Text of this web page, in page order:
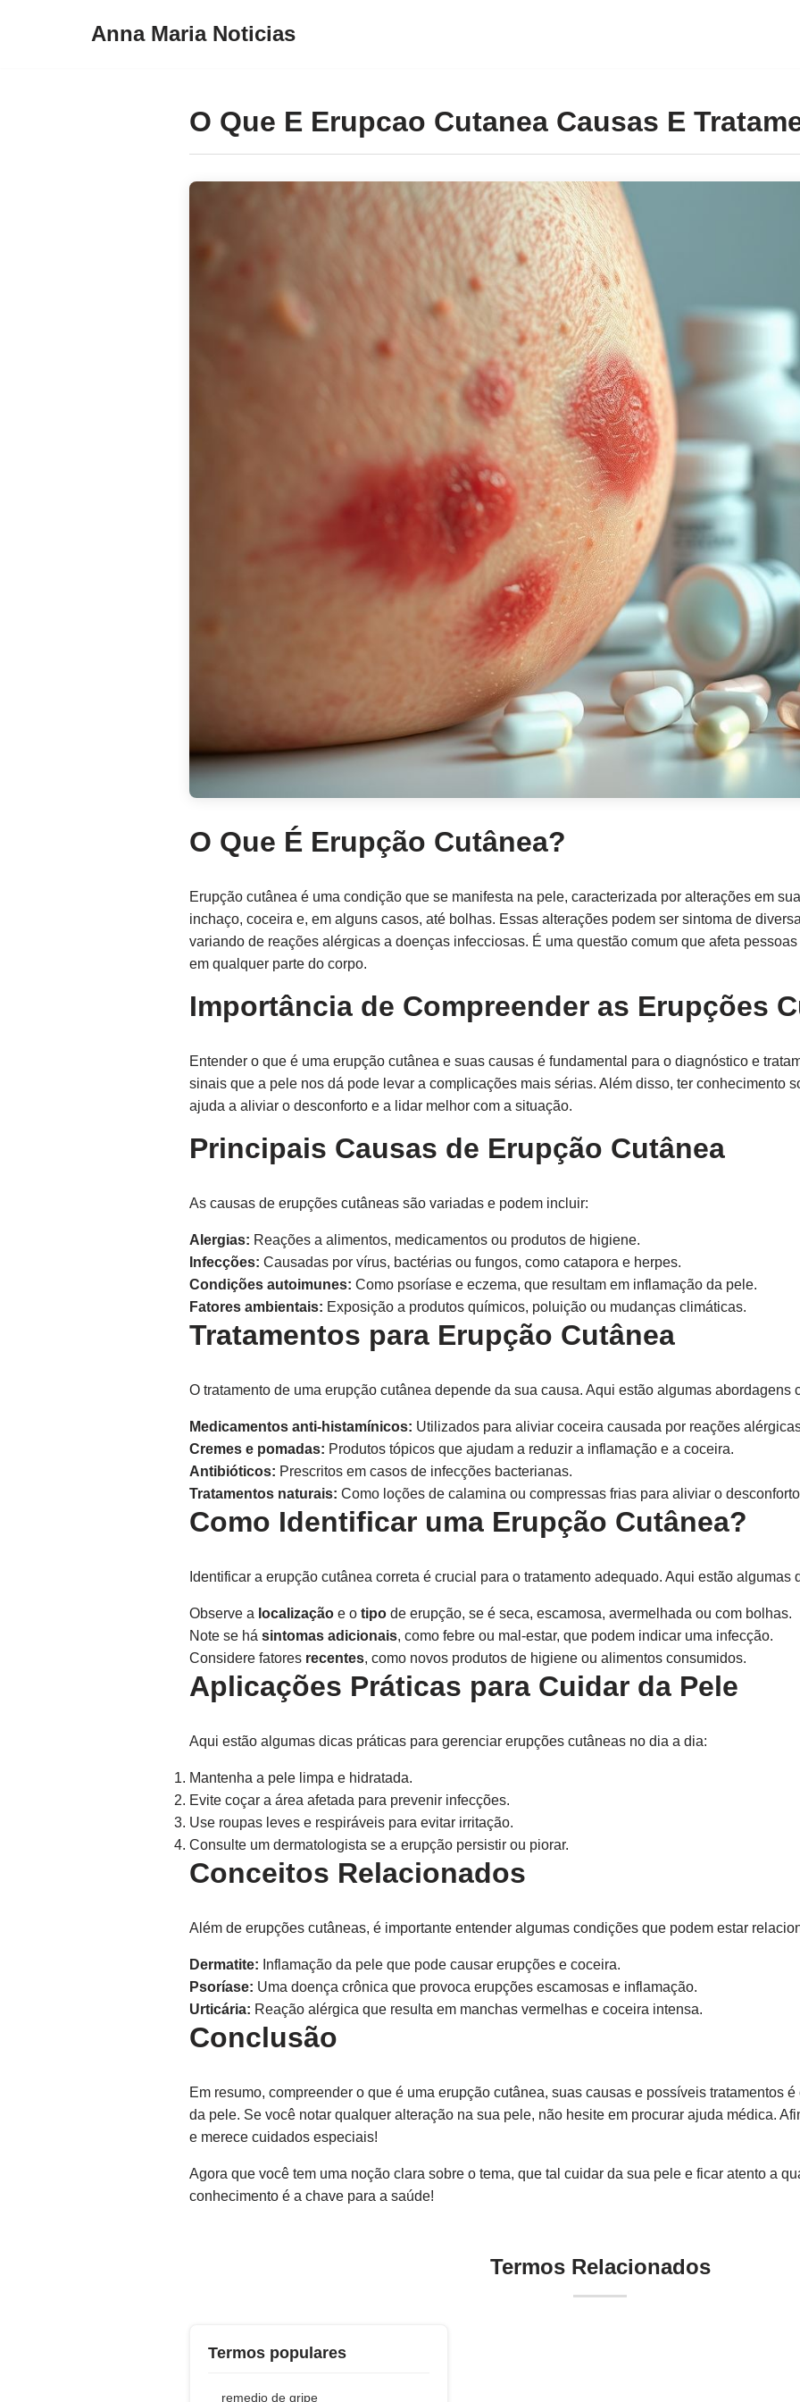
Anna Maria Noticias
O Que E Erupcao Cutanea Causas E
O Que É Erupção Cutânea?
Erupção cutânea é uma condição que se manifesta na pele, caracterizada por alterações em
inchaço, coceira e, em alguns casos, até bolhas. Essas alterações podem ser sintoma de
variando de reações alérgicas a doenças infecciosas. É uma questão comum que afeta
em qualquer parte do corpo.
Importância de Compreender as Erupções
Entender o que é uma erupção cutânea e suas causas é fundamental para o diagnóstico e
sinais que a pele nos dá pode levar a complicações mais sérias. Além disso, ter conhecimento
ajuda a aliviar o desconforto e a lidar melhor com a situação.
Principais Causas de Erupção Cutânea
As causas de erupções cutâneas são variadas e podem incluir:
Alergias: Reações a alimentos, medicamentos ou produtos de higiene.
Infecções: Causadas por vírus, bactérias ou fungos, como catapora e herpes.
Condições autoimunes: Como psoríase e eczema, que resultam em inflamação da pele.
Fatores ambientais: Exposição a produtos químicos, poluição ou mudanças climáticas.
Tratamentos para Erupção Cutânea
O tratamento de uma erupção cutânea depende da sua causa. Aqui estão algumas abordagens
Medicamentos anti-histamínicos: Utilizados para aliviar coceira causada por reações
Cremes e pomadas: Produtos tópicos que ajudam a reduzir a inflamação e a coceira.
Antibióticos: Prescritos em casos de infecções bacterianas.
Tratamentos naturais: Como loções de calamina ou compressas frias para aliviar o
Como Identificar uma Erupção Cutânea?
Identificar a erupção cutânea correta é crucial para o tratamento adequado. Aqui estão algumas
Observe a localização e o tipo de erupção, se é seca, escamosa, avermelhada ou com bolhas.
Note se há sintomas adicionais, como febre ou mal-estar, que podem indicar uma infecção.
Considere fatores recentes, como novos produtos de higiene ou alimentos consumidos.
Aplicações Práticas para Cuidar da Pele
Aqui estão algumas dicas práticas para gerenciar erupções cutâneas no dia a dia:
Mantenha a pele limpa e hidratada.
Evite coçar a área afetada para prevenir infecções.
Use roupas leves e respiráveis para evitar irritação.
Consulte um dermatologista se a erupção persistir ou piorar.
Conceitos Relacionados
Além de erupções cutâneas, é importante entender algumas condições que podem estar
Dermatite: Inflamação da pele que pode causar erupções e coceira.
Psoríase: Uma doença crônica que provoca erupções escamosas e inflamação.
Urticária: Reação alérgica que resulta em manchas vermelhas e coceira intensa.
Conclusão
Em resumo, compreender o que é uma erupção cutânea, suas causas e possíveis tratamentos
da pele. Se você notar qualquer alteração na sua pele, não hesite em procurar ajuda médica.
e merece cuidados especiais!
Agora que você tem uma noção clara sobre o tema, que tal cuidar da sua pele e ficar atento a
conhecimento é a chave para a saúde!
Termos Relacionados
Termos populares
remedio de gripe